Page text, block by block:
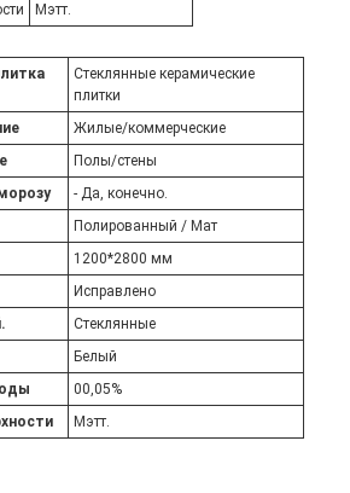
Мэтт.
Стеклянные керамические
плитки
Жилые/коммерческие
Полы/стены
- Да, конечно.
Полированный / Мат
1200*2800 мм
Исправлено
Стеклянные
Белый
00,05%
Мэтт.